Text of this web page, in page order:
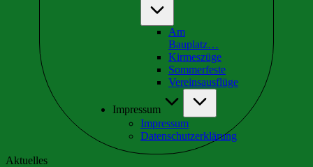
Am
Bauplatz…
Kirmeszüge
Sommerfeste
Vereinsausflüge
Impressum
Impressum
Datenschutzerklärung
Aktuelles